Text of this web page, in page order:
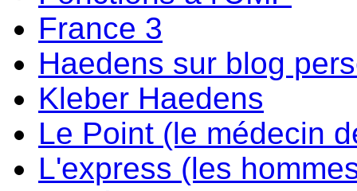
France 3
Haedens sur blog
Kleber Haedens
Le Point (le médecin
L'express (les